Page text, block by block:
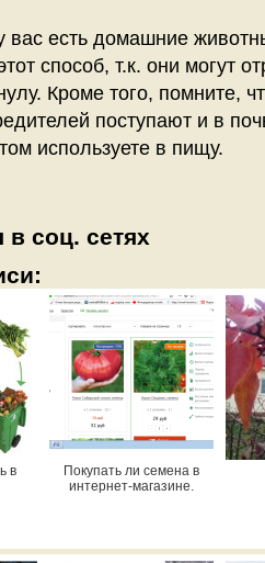
вас есть домашние
способ, т.к. они могут
Кроме того, помните,
поступают и в
используете в пищу.
в соц. сетях
в
Покупать ли семена в
интернет-магазине.